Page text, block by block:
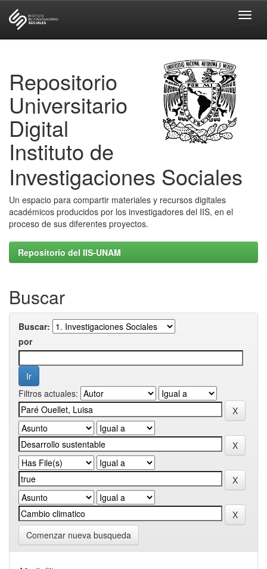
Repositorio
Universitario
Digital
Instituto de
Investigaciones Sociales
Un espacio para compartir materiales y recursos digitales
académicos producidos por los investigadores del IIS, en el
proceso de sus diferentes proyectos.
Repositorio del IIS-UNAM
Buscar
Buscar:
por
Filtros actuales:
Comenzar nueva busqueda